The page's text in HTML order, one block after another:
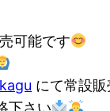
可能です
にて常設
下さい